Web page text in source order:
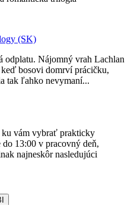
(SK)
odplatu. Nájomný vrah Lachlan
bosovi domrví prácičku,
tak ľahko nevymaní...
ku vám vybrať prakticky
13:00 v pracovný deň,
najneskôr nasledujúci